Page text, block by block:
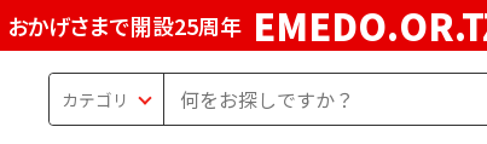
おかげさまで開設25周年